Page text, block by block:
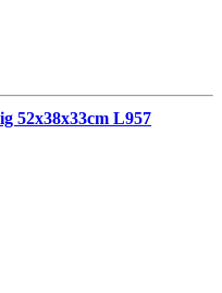
52x38x33cm L957